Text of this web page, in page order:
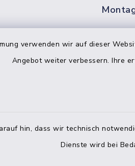
verwenden wir auf dieser
Angebot weiter verbessern. Ihre
hin, dass wir technisch
Dienste wird bei
0
215
Freitag
Haben